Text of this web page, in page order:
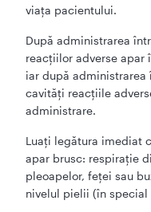
viaţa pacientului.
După administrarea
reacţiilor adverse apar
iar după administrarea
cavităţi reacţiile
administrare.
Luaţi legătura imediat
apar brusc: respiraţie
pleoapelor, feţei sau
nivelul pielii (în